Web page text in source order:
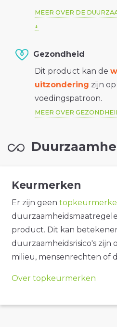
MEER OVER DE
Gezondheid
Dit product kan de
uitzondering zijn
voedingspatroon.
MEER OVER
Keurmerken
Er zijn geen
product. Dit kan
duurzaamheidsrisico's zijn
milieu, mensenrechten of
Over topkeurmerken